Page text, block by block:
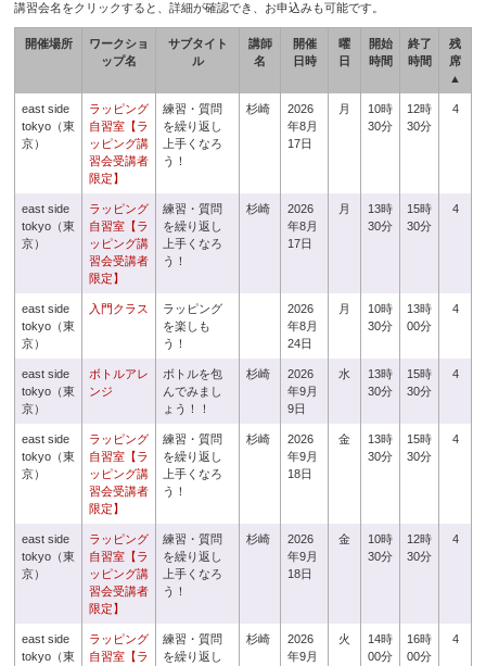
講習会名をクリックすると、詳細が確認でき、お申込みも可能です。
開催場所
ワークショ
ップ名
サブタイト
ル
講師
名
開催
日時
曜
日
開始
時間
終了
時間
残
席
▲
east side
tokyo（東
京）
ラッピング
自習室【ラ
ッピング講
習会受講者
限定】
練習・質問
を繰り返し
上手くなろ
う！
杉崎
2026
年8月
17日
月
10時
30分
12時
30分
4
east side
tokyo（東
京）
ラッピング
自習室【ラ
ッピング講
習会受講者
限定】
練習・質問
を繰り返し
上手くなろ
う！
杉崎
2026
年8月
17日
月
13時
30分
15時
30分
4
east side
tokyo（東
京）
入門クラス
ラッピング
を楽しも
う！
2026
年8月
24日
月
10時
30分
13時
00分
4
east side
tokyo（東
京）
ボトルアレ
ンジ
ボトルを包
んでみまし
ょう！！
杉崎
2026
年9月
9日
水
13時
30分
15時
30分
4
east side
tokyo（東
京）
ラッピング
自習室【ラ
ッピング講
習会受講者
限定】
練習・質問
を繰り返し
上手くなろ
う！
杉崎
2026
年9月
18日
金
13時
30分
15時
30分
4
east side
tokyo（東
京）
ラッピング
自習室【ラ
ッピング講
習会受講者
限定】
練習・質問
を繰り返し
上手くなろ
う！
杉崎
2026
年9月
18日
金
10時
30分
12時
30分
4
east side
tokyo（東
ラッピング
自習室【ラ
練習・質問
を繰り返し
杉崎
2026
年9月
火
14時
00分
16時
00分
4